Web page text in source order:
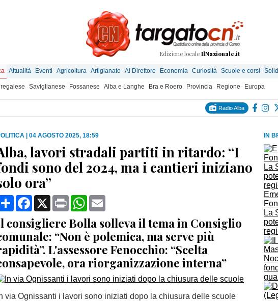
Edizione locale IlNazionale.it
Attualità Eventi Agricoltura Artigianato Al Direttore Economia Curiosità Scuole e corsi
Saviglianese Fossanese Alba e Langhe Bra e Roero Provincia Regione Europa
Radio Alba
IN
La
04 AGOSTO 2025, 18:59
lavori stradali partiti in ritardo: “I
sono del 2024, ma i cantieri iniziano
ora”
CondividiFacebook
X Print WhatsApp
consigliere Bolla solleva il tema in Consiglio
“Non è polemica, ma serve più
L'assessore Fenocchio: “Scelta
ora riorganizzazione interna”
via Ognissanti i lavori sono iniziati dopo la chiusura delle scuole